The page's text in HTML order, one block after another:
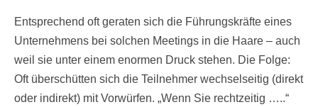
Entsprechend oft geraten sich die Führungskräfte eines
Unternehmens bei solchen Meetings in die Haare – auch
weil sie unter einem enormen Druck stehen. Die Folge:
Oft überschütten sich die Teilnehmer wechselseitig (direkt
oder indirekt) mit Vorwürfen. „Wenn Sie rechtzeitig …..“